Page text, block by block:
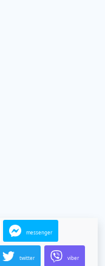
messenger
twitter viber